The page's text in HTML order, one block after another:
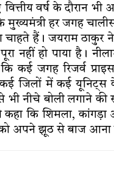
वर्ष के दौरान भी
मुख्यमंत्री हर जगह
हैं। जयराम ठाकुर
पूरा नहीं हो पाया है।
कई जगह रिजर्व
जिलों में कई यूनिट्स
से भी नीचे बोली लगाने
कि शिमला, कांगड़ा
को अपने झूठ से बाज आना